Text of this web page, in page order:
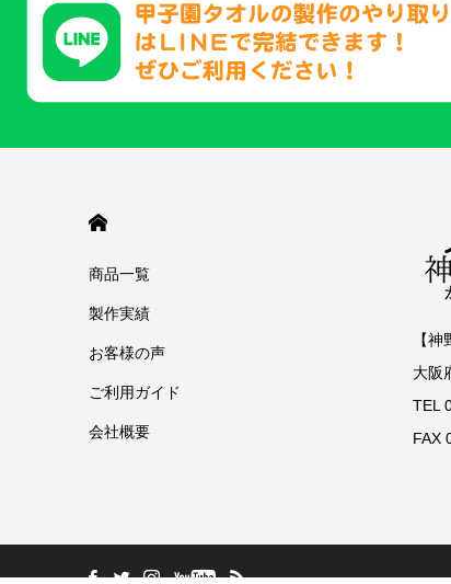
商品一覧
製作実績
お客様の声
ご利用ガイド
会社概要
【
大阪
TEL
FAX